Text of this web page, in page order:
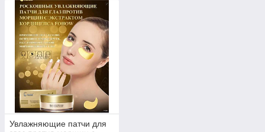
Увлажняющие патчи для